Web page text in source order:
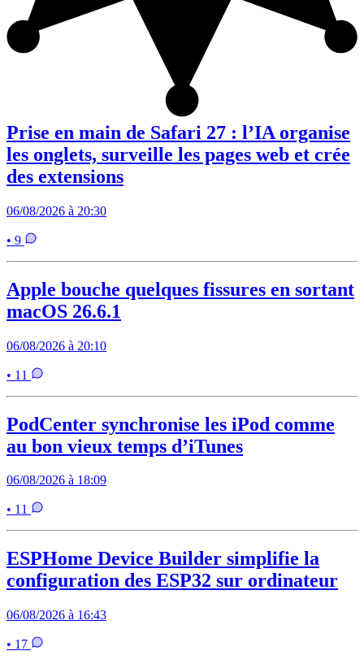
Prise en main de Safari 27 : l’IA organise
les onglets, surveille les pages web et crée
des extensions
06/08/2026 à 20:30
• 9
Apple bouche quelques fissures en sortant
macOS 26.6.1
06/08/2026 à 20:10
• 11
PodCenter synchronise les iPod comme
au bon vieux temps d’iTunes
06/08/2026 à 18:09
• 11
ESPHome Device Builder simplifie la
configuration des ESP32 sur ordinateur
06/08/2026 à 16:43
• 17